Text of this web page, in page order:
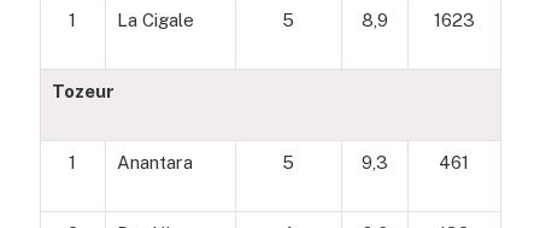
1 La Cigale 5 8,9 1623
Tozeur
1 Anantara 5 9,3 461